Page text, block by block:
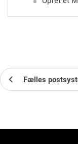
Fælles